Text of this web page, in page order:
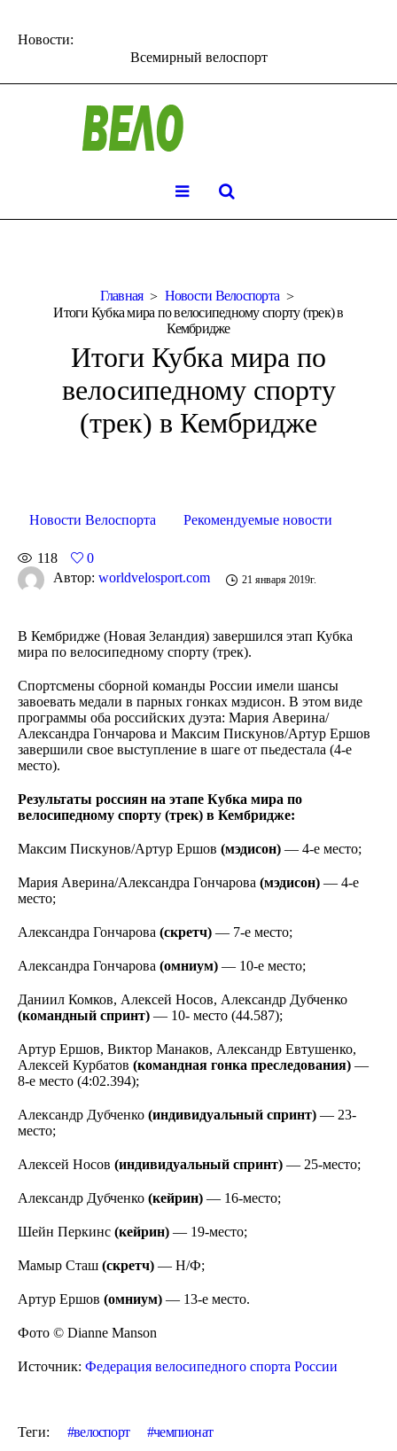
Новости:
Всемирный велоспорт
Главная
Новости Велоспорта
Итоги Кубка мира по велосипедному спорту (трек) в
Кембридже
Итоги Кубка мира по
велосипедному спорту
(трек) в Кембридже
Новости Велоспорта Рекомендуемые новости
118
0
Автор: worldvelosport.com 21 января 2019г.
В Кембридже (Новая Зеландия) завершился этап Кубка
мира по велосипедному спорту (трек).
Спортсмены сборной команды России имели шансы
завоевать медали в парных гонках мэдисон. В этом виде
программы оба российских дуэта: Мария Аверина/
Александра Гончарова и Максим Пискунов/Артур Ершов
завершили свое выступление в шаге от пьедестала (4-е
место).
Результаты россиян на этапе Кубка мира по
велосипедному спорту (трек) в Кембридже:
Максим Пискунов/Артур Ершов (мэдисон) — 4-е место;
Мария Аверина/Александра Гончарова (мэдисон) — 4-е
место;
Александра Гончарова (скретч) — 7-е место;
Александра Гончарова (омниум) — 10-е место;
Даниил Комков, Алексей Носов, Александр Дубченко
(командный спринт) — 10- место (44.587);
Артур Ершов, Виктор Манаков, Александр Евтушенко,
Алексей Курбатов (командная гонка преследования) —
8-е место (4:02.394);
Александр Дубченко (индивидуальный спринт) — 23-
место;
Алексей Носов (индивидуальный спринт) — 25-место;
Александр Дубченко (кейрин) — 16-место;
Шейн Перкинс (кейрин) — 19-место;
Мамыр Сташ (скретч) — Н/Ф;
Артур Ершов (омниум) — 13-е место.
Фото © Dianne Manson
Источник: Федерация велосипедного спорта России
Теги: велоспорт чемпионат